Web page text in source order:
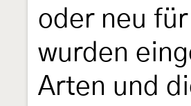
oder neu
wurden
Arten und